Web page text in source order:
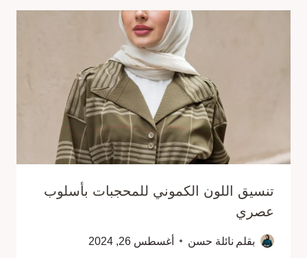
تنسيق اللون الكموني للمحجبات بأسلوب
عصري
بقلم نائلة حسن أغسطس 26, 2024